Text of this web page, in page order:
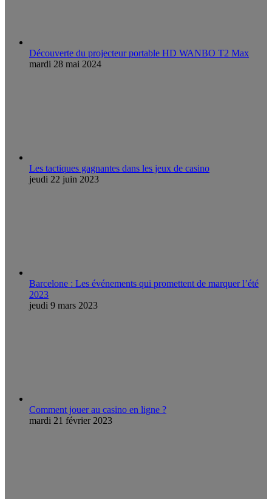
Découverte du projecteur portable HD WANBO T2 Max
mardi 28 mai 2024
Les tactiques gagnantes dans les jeux de casino
jeudi 22 juin 2023
Barcelone : Les événements qui promettent de marquer l’été
2023
jeudi 9 mars 2023
Comment jouer au casino en ligne ?
mardi 21 février 2023